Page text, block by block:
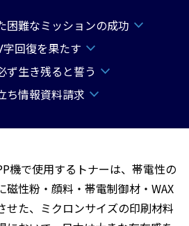
困難なミッションの成功
回復を果たす
ず生き残ると誓う
ち情報資料請求
機で使用するトナーは、帯電性の
磁性粉・顔料・帯電制御材・WAX
せた、ミクロンサイズの印刷材料